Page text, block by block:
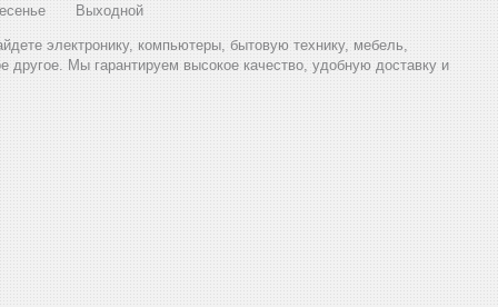
Выходной
электронику, компьютеры, бытовую технику, мебель,
другое. Мы гарантируем высокое качество, удобную доставку и